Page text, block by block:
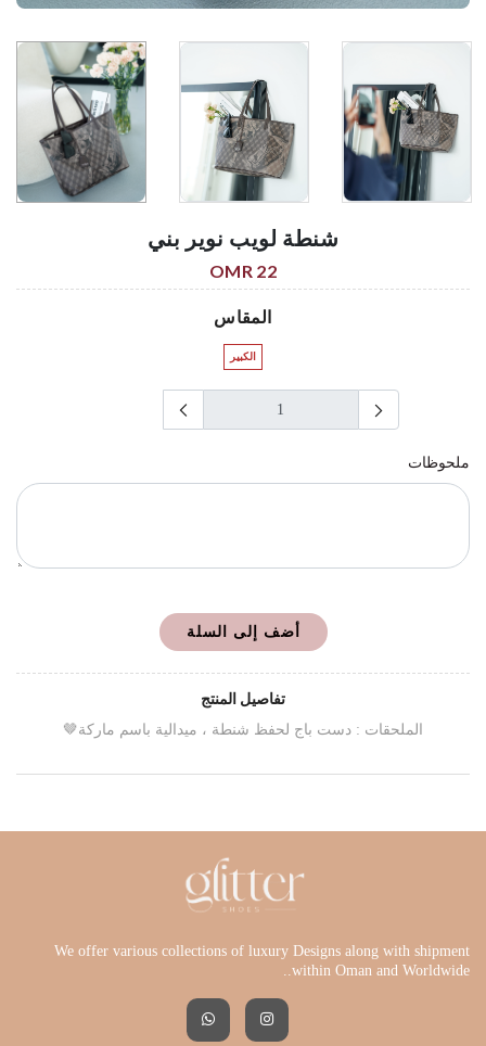
شنطة لويب نوير بني
22 OMR
المقاس
الكبير
ملحوظات
أضف إلى السلة
تفاصيل المنتج
الملحقات : دست باج لحفظ شنطة ، ميدالية باسم ماركة🤎
We offer various collections of luxury Designs along with shipment
within Oman and Worldwide..